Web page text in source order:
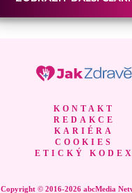
KONTAKT
REDAKCE
KARIÉRA
COOKIES
ETICKÝ KODEX
Copyright © 2016-2026 abcMedia